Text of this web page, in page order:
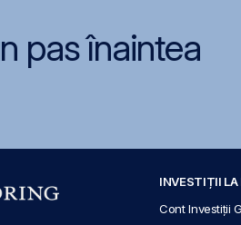
pas înaintea
INVESTIȚII LA
Cont Investiții